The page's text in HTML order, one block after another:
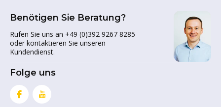
Benötigen Sie Beratung?
Rufen Sie uns an +49 (0)392 9267 8285
oder kontaktieren Sie unseren
Kundendienst.
Folge uns